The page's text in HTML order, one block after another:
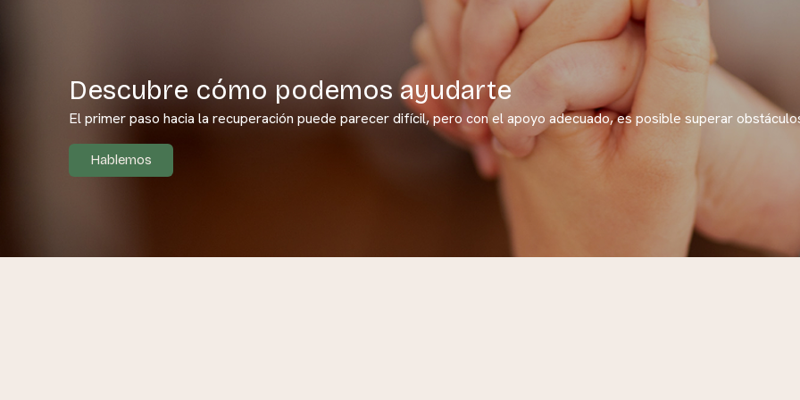
Descubre cómo podemos ayudarte
El primer paso hacia la recuperación puede parecer difícil, pero con el apoyo adecuado, es posible superar
Hablemos